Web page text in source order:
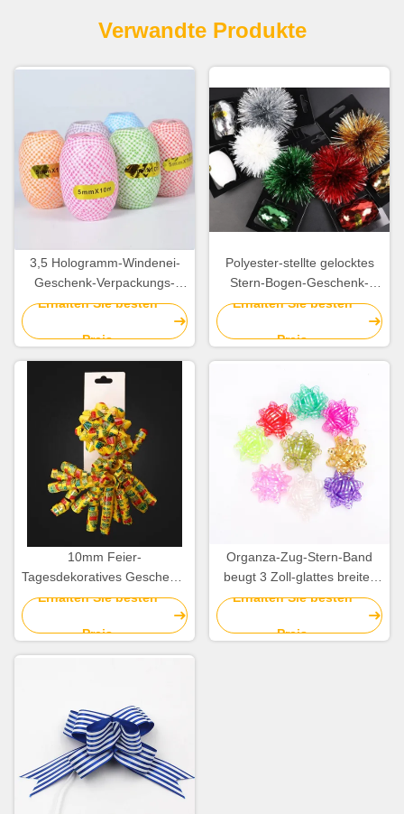
Verwandte Produkte
3,5 Hologramm-Windenei-
Geschenk-Verpackungs-
Band-Streifen-Dekoration
Erhalten Sie besten
Preis
Polyester-stellte gelocktes
Stern-Bogen-Geschenk-
Verpackungs-Band 100%
Dekoration ein
Erhalten Sie besten
Preis
10mm Feier-
Tagesdekoratives Geschenk-
Verpackungs-Band-gelockter
Erhalten Sie besten
Preis
Organza-Zug-Stern-Band
beugt 3 Zoll-glattes breites
Weihnachtsband
Erhalten Sie besten
Preis